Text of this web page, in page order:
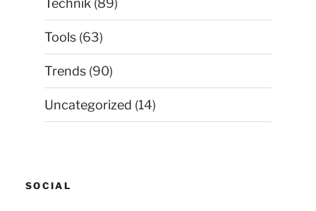
Technik (89)
Tools (63)
Trends (90)
Uncategorized (14)
SOCIAL